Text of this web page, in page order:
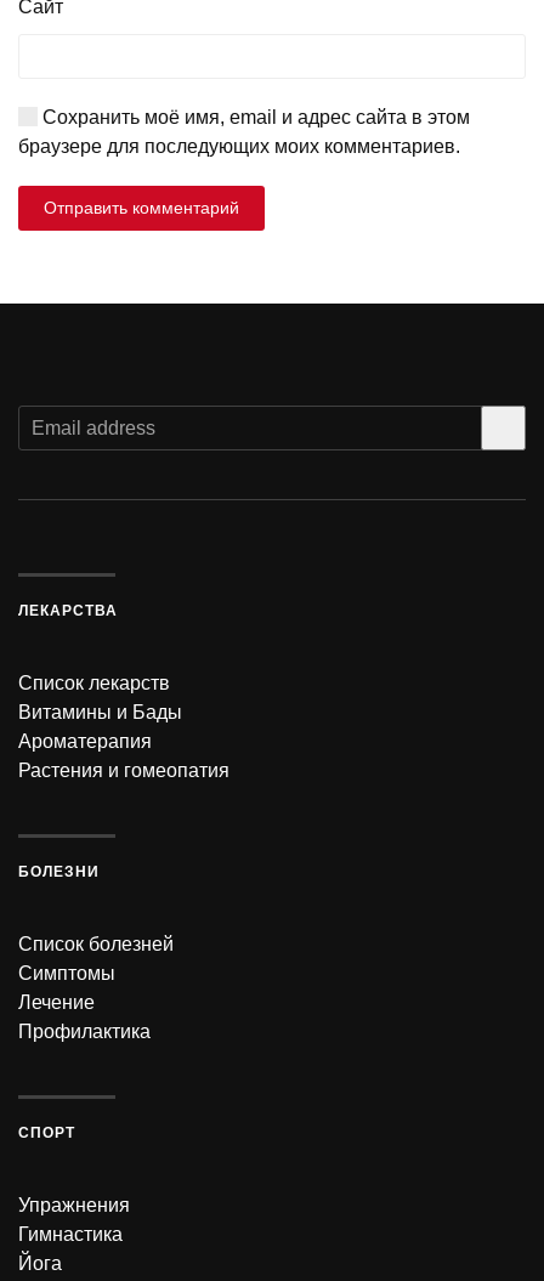
Сайт
Сохранить моё имя, email и адрес сайта в этом
браузере для последующих моих комментариев.
Отправить комментарий
ЛЕКАРСТВА
Список лекарств
Витамины и Бады
Ароматерапия
Растения и гомеопатия
БОЛЕЗНИ
Список болезней
Симптомы
Лечение
Профилактика
СПОРТ
Упражнения
Гимнастика
Йога